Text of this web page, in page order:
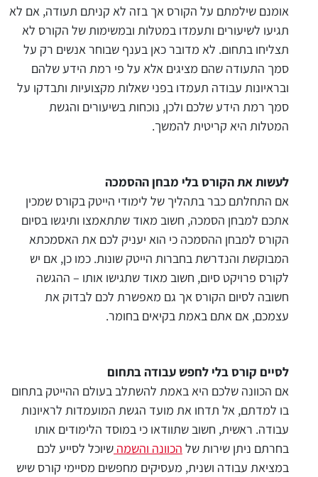
אומנם שילמתם על הקורס אך בזה לא קניתם תעודה, אם לא
תגיעו לשיעורים ותעמדו במטלות ובמשימות של הקורס לא
תצליחו בתחום. לא מדובר כאן בענף שבוחר אנשים רק על
סמך התעודה שהם מציגים אלא על פי רמת הידע שלהם
ובראיונות עבודה תעמדו בפני שאלות מקצועיות ותבדקו על
סמך רמת הידע שלכם ולכן, נוכחות בשיעורים והגשת
המטלות היא קריטית להמשך.
לעשות את הקורס בלי מבחן ההסמכה
אם התחלתם כבר בתהליך של לימודי הייטק בקורס שמכין
אתכם למבחן הסמכה, חשוב מאוד שתתאמצו ותיגשו בסיום
הקורס למבחן ההסמכה כי הוא יעניק לכם את האסמכתא
המבוקשת והנדרשת בחברות הייטק שונות. כמו כן, אם יש
לקורס פרויקט סיום, חשוב מאוד שתגישו אותו – ההגשה
חשובה לסיום הקורס אך גם מאפשרת לכם לבדוק את
עצמכם, אם אתם באמת בקיאים בחומר.
לסיים קורס בלי לחפש עבודה בתחום
אם הכוונה שלכם היא באמת להשתלב בעולם ההייטק בתחום
בו למדתם, אל תדחו את מועד הגשת המועמדות לראיונות
עבודה. ראשית, חשוב שתוודאו כי במוסד הלימודים אותו
בחרתם ניתן שירות של הכוונה והשמה שיוכל לסייע לכם
במציאת עבודה ושנית, מעסיקים מחפשים מסיימי קורס שיש